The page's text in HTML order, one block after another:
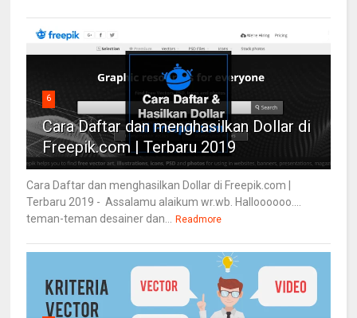
6
Cara Daftar dan menghasilkan Dollar di
Freepik.com | Terbaru 2019
Cara Daftar dan menghasilkan Dollar di Freepik.com |
Terbaru 2019 - Assalamu alaikum wr.wb. Halloooooo....
teman-teman desainer dan...
Readmore